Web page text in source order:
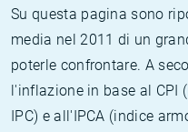
Su questa pagina sono
media nel 2011 di un
poterle confrontare. A
l'inflazione in base al CPI
IPC) e all'IPCA (indice